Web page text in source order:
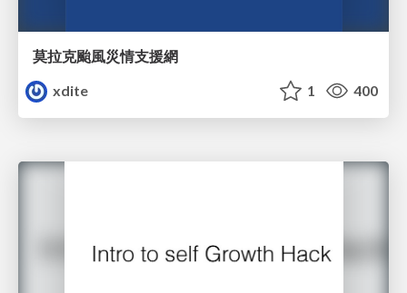
莫拉克颱風災情支援網
xdite
1 400